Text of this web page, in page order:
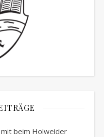
mit beim Holweider